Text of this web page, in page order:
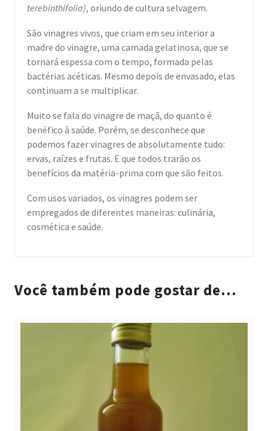
terebinthifolia), oriundo de cultura selvagem.
São vinagres vivos, que criam em seu interior a
madre do vinagre, uma camada gelatinosa, que se
tornará espessa com o tempo, formada pelas
bactérias acéticas. Mesmo depois de envasado, elas
continuam a se multiplicar.
Muito se fala do vinagre de maçã, do quanto é
benéfico à saúde. Porém, se desconhece que
podemos fazer vinagres de absolutamente tudo:
ervas, raízes e frutas. E que todos trarão os
benefícios da matéria-prima com que são feitos.
Com usos variados, os vinagres podem ser
empregados de diferentes maneiras: culinária,
cosmética e saúde.
Você também pode gostar de…